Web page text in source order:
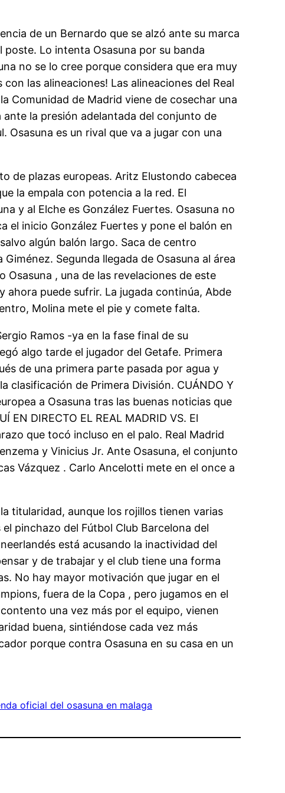
de un Bernardo que se alzó ante su marca
Lo intenta Osasuna por su banda
no se lo cree porque considera que era muy
las alineaciones! Las alineaciones del Real
Comunidad de Madrid viene de cosechar una
la presión adelantada del conjunto de
Osasuna es un rival que va a jugar con una
de plazas europeas. Aritz Elustondo cabecea
la empala con potencia a la red. El
y al Elche es González Fuertes. Osasuna no
el inicio González Fuertes y pone el balón en
algún balón largo. Saca de centro
Segunda llegada de Osasuna al área
, una de las revelaciones de este
ahora puede sufrir. La jugada continúa, Abde
Molina mete el pie y comete falta.
Ramos -ya en la fase final de su
algo tarde el jugador del Getafe. Primera
de una primera parte pasada por agua y
clasificación de Primera División. CUÁNDO Y
a Osasuna tras las buenas noticias que
DIRECTO EL REAL MADRID VS. El
que tocó incluso en el palo. Real Madrid
y Vinicius Jr. Ante Osasuna, el conjunto
Vázquez . Carlo Ancelotti mete en el once a
titularidad, aunque los rojillos tienen varias
pinchazo del Fútbol Club Barcelona del
está acusando la inactividad del
y de trabajar y el club tiene una forma
No hay mayor motivación que jugar en el
fuera de la Copa , pero jugamos en el
una vez más por el equipo, vienen
buena, sintiéndose cada vez más
porque contra Osasuna en su casa en un
oficial del osasuna en malaga